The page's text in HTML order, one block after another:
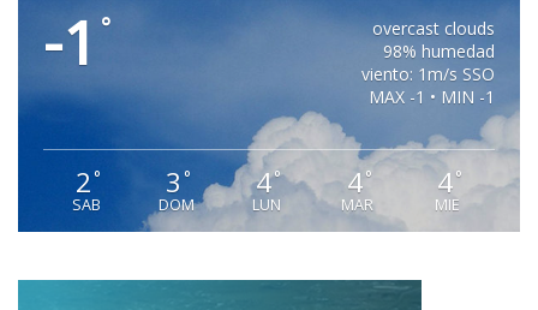
-1 °
overcast clouds
98% humedad
viento: 1m/s SSO
MAX -1 • MIN -1
2°
SAB
3 °
DOM
4°
LUN
4°
MAR
4°
MIE